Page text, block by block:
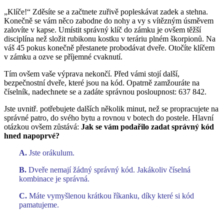
„Klíče!“ Zděsíte se a začtnete zuřivě popleskávat zadek a stehna.
Konečně se vám něco zabodne do nohy a vy s vítězným úsměvem
zalovíte v kapse. Umístit správný klíč do zámku je ovšem těžší
disciplína než složit rubikonu kostku v teráriu plném škorpionů. Na
váš 45 pokus konečně přestanete probodávat dveře. Otočíte klíčem
v zámku a ozve se příjemné cvaknutí.
Tím ovšem vaše výprava nekončí. Před vámi stojí další,
bezpečnostní dveře, které jsou na kód. Opatrně zamžouráte na
číselník, nadechnete se a zadáte správnou posloupnost: 637 842.
Jste uvnitř. potřebujete dalších několik minut, než se propracujete na
správné patro, do svého bytu a rovnou v botech do postele. Hlavní
otázkou ovšem zůstává: Jak se vám podařilo zadat správný kód
hned napoprvé?
A. Jste orákulum.
B. Dveře nemají žádný správný kód. Jakákoliv číselná
kombinace je správná.
C. Máte vymyšlenou krátkou říkanku, díky které si kód
pamatujeme.